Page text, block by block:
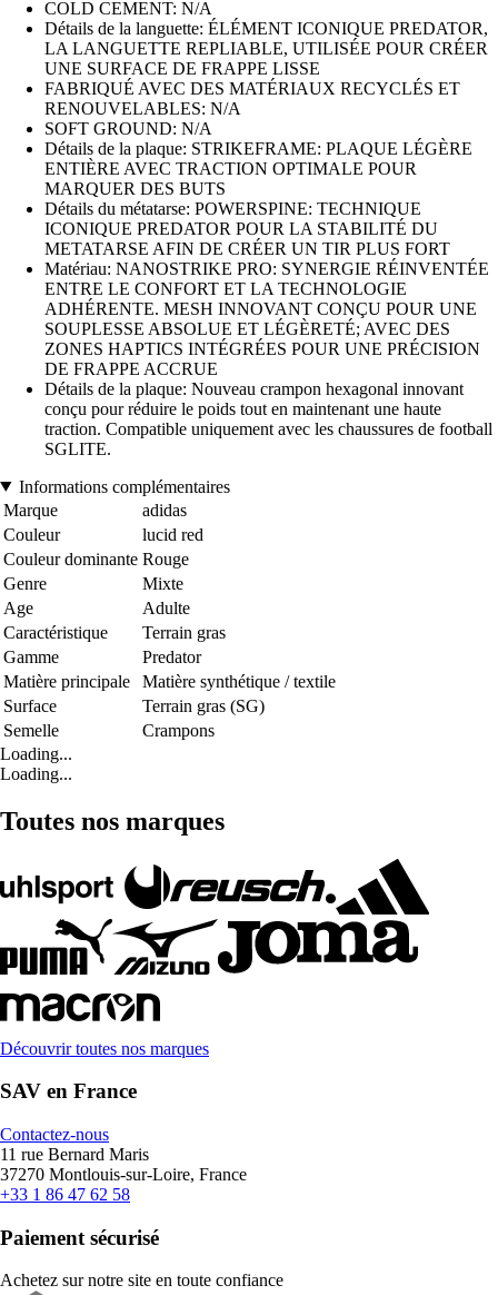
COLD CEMENT: N/A
Détails de la languette: ÉLÉMENT ICONIQUE PREDATOR,
LA LANGUETTE REPLIABLE, UTILISÉE POUR CRÉER
UNE SURFACE DE FRAPPE LISSE
FABRIQUÉ AVEC DES MATÉRIAUX RECYCLÉS ET
RENOUVELABLES: N/A
SOFT GROUND: N/A
Détails de la plaque: STRIKEFRAME: PLAQUE LÉGÈRE
ENTIÈRE AVEC TRACTION OPTIMALE POUR
MARQUER DES BUTS
Détails du métatarse: POWERSPINE: TECHNIQUE
ICONIQUE PREDATOR POUR LA STABILITÉ DU
METATARSE AFIN DE CRÉER UN TIR PLUS FORT
Matériau: NANOSTRIKE PRO: SYNERGIE RÉINVENTÉE
ENTRE LE CONFORT ET LA TECHNOLOGIE
ADHÉRENTE. MESH INNOVANT CONÇU POUR UNE
SOUPLESSE ABSOLUE ET LÉGÈRETÉ; AVEC DES
ZONES HAPTICS INTÉGRÉES POUR UNE PRÉCISION
DE FRAPPE ACCRUE
Détails de la plaque: Nouveau crampon hexagonal innovant
conçu pour réduire le poids tout en maintenant une haute
traction. Compatible uniquement avec les chaussures de football
SGLITE.
Informations complémentaires
Marque
adidas
Couleur
lucid red
Couleur dominante Rouge
Genre
Mixte
Age
Adulte
Caractéristique
Terrain gras
Gamme
Predator
Matière principale
Matière synthétique / textile
Surface
Terrain gras (SG)
Semelle
Crampons
Loading...
Loading...
Toutes nos marques
Découvrir toutes nos marques
SAV en France
Contactez-nous
11 rue Bernard Maris
37270 Montlouis-sur-Loire, France
+33 1 86 47 62 58
Paiement sécurisé
Achetez sur notre site en toute confiance